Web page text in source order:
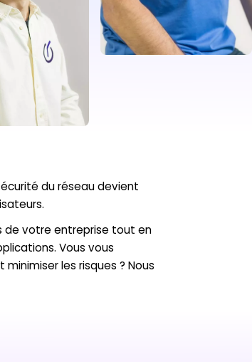
du réseau devient
de votre entreprise tout en
Vous vous
les risques ? Nous